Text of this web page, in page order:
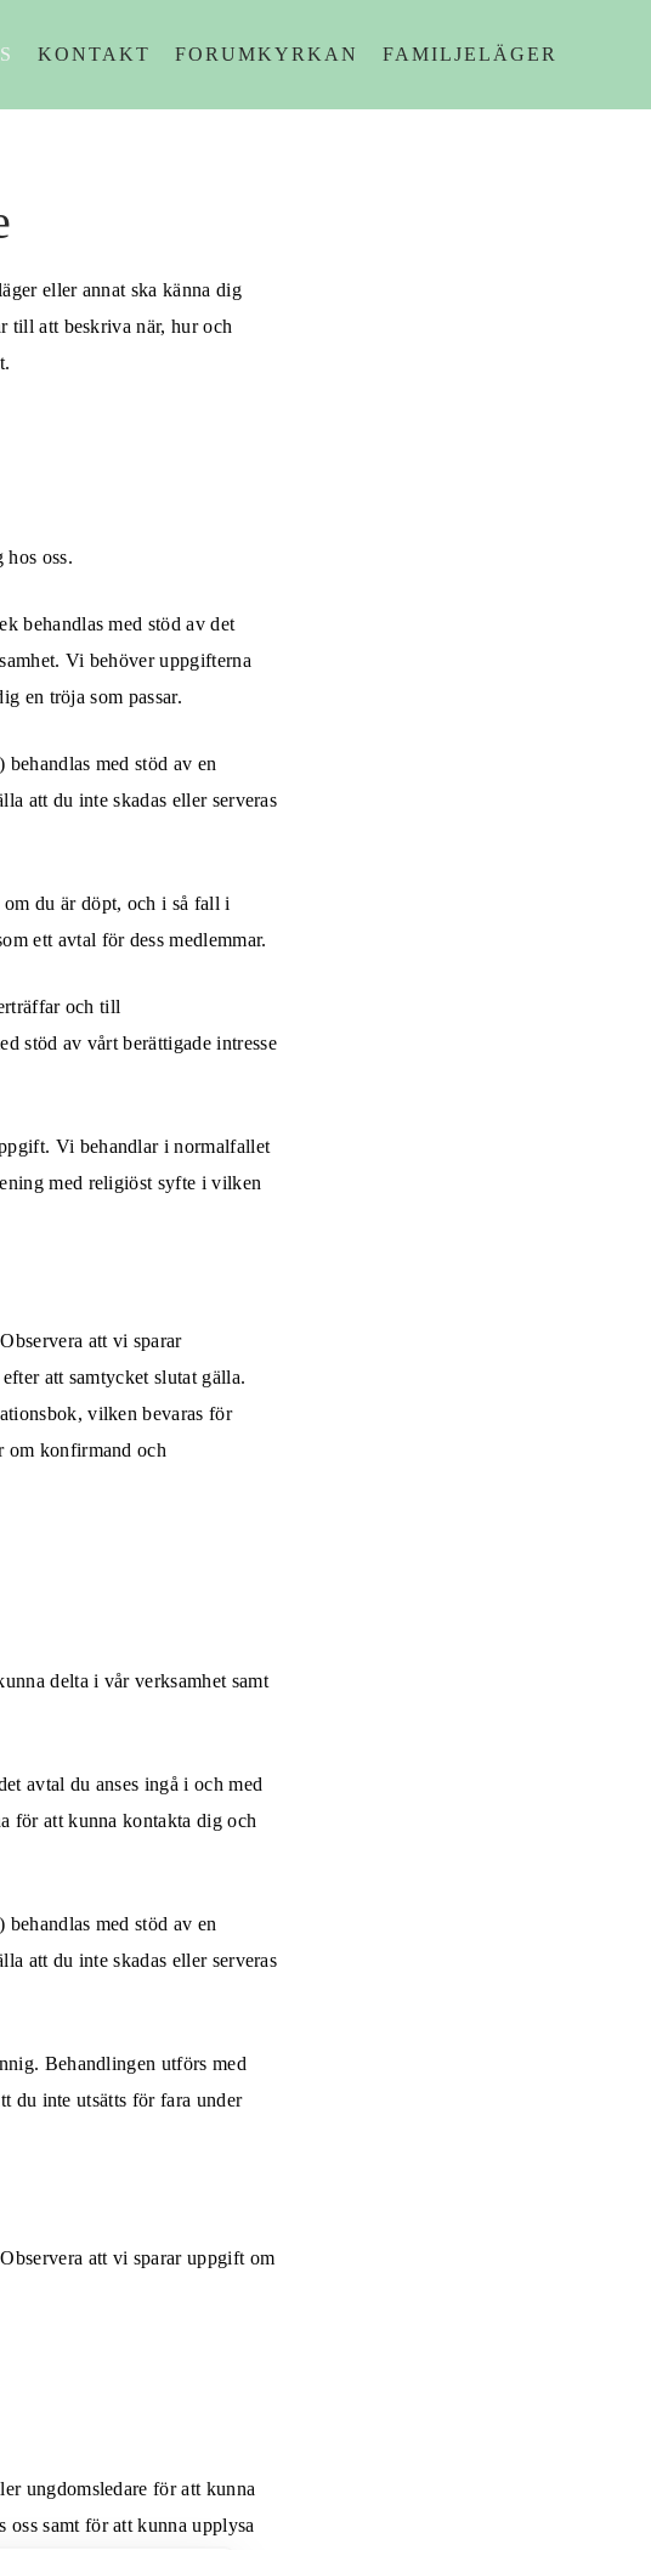
KONTAKT FORUMKYRKAN FAMILJELÄGER
eller annat ska känna dig
till att beskriva när, hur och
oss.
behandlas med stöd av det
Vi behöver uppgifterna
en tröja som passar.
med stöd av en
att du inte skadas eller serveras
du är döpt, och i så fall i
ett avtal för dess medlemmar.
och till
stöd av vårt berättigade intresse
Vi behandlar i normalfallet
med religiöst syfte i vilken
att vi sparar
att samtycket slutat gälla.
vilken bevaras för
om konfirmand och
delta i vår verksamhet samt
avtal du anses ingå i och med
för att kunna kontakta dig och
med stöd av en
att du inte skadas eller serveras
Behandlingen utförs med
du inte utsätts för fara under
att vi sparar uppgift om
ungdomsledare för att kunna
oss samt för att kunna upplysa